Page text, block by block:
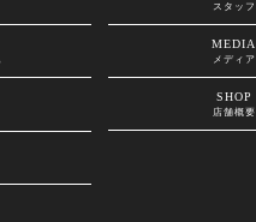
スタッフ
MEDIA
メディア
SHOP
店舗概要